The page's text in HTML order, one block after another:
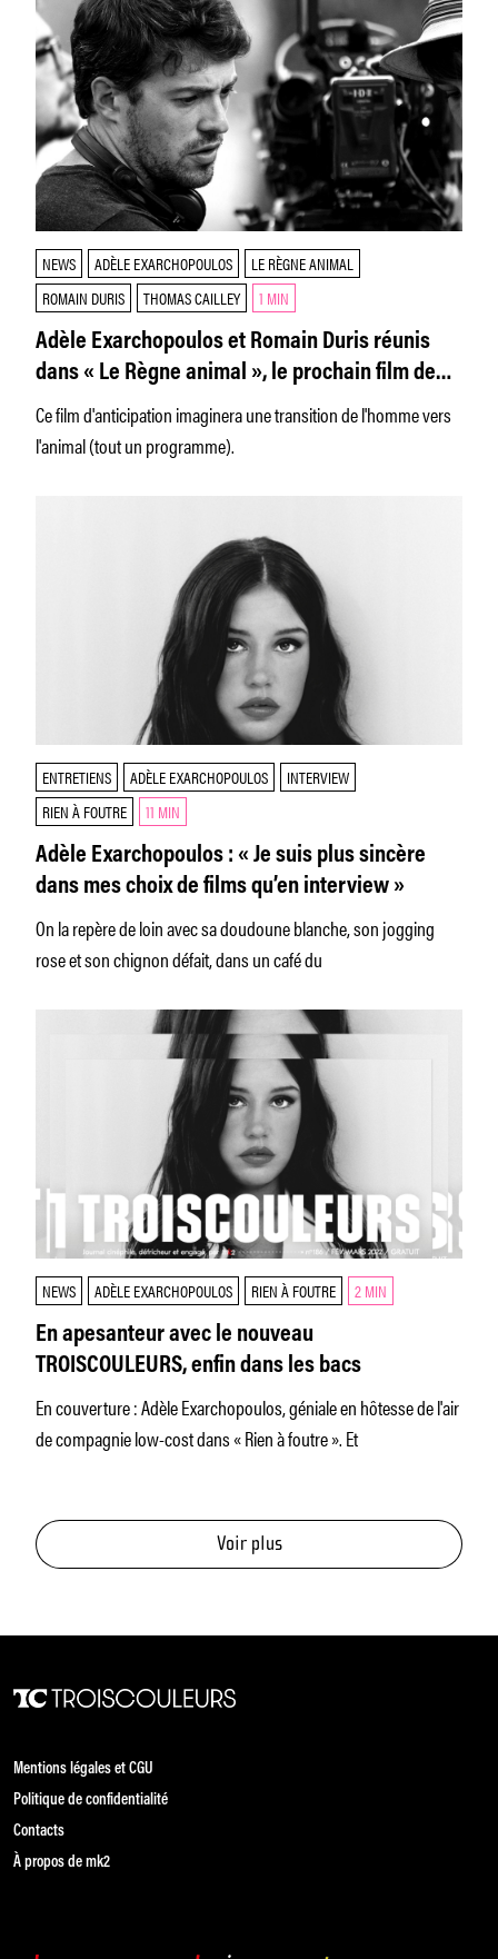
NEWS ADÈLE EXARCHOPOULOS
LE RÈGNE ANIMAL
ROMAIN DURIS
THOMAS CAILLEY 1 MIN
Adèle Exarchopoulos et Romain Duris réunis
dans « Le Règne animal », le prochain film de
Thomas Cailley
Ce film d'anticipation imaginera une transition de l'homme vers
l'animal (tout un programme).
ENTRETIENS ADÈLE EXARCHOPOULOS
INTERVIEW
RIEN À FOUTRE
11 MIN
Adèle Exarchopoulos : « Je suis plus sincère
dans mes choix de films qu’en interview »
On la repère de loin avec sa doudoune blanche, son jogging
rose et son chignon défait, dans un café du
NEWS ADÈLE EXARCHOPOULOS RIEN À FOUTRE 2 MIN
En apesanteur avec le nouveau
TROISCOULEURS, enfin dans les bacs
En couverture : Adèle Exarchopoulos, géniale en hôtesse de l'air
de compagnie low-cost dans « Rien à foutre ». Et
Voir plus
Mentions légales et CGU
Politique de confidentialité
Contacts
À propos de mk2